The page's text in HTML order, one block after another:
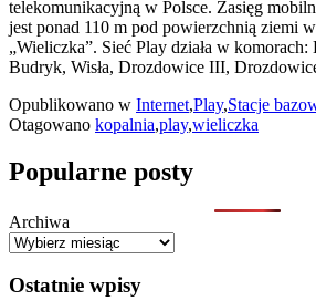
telekomunikacyjną w Polsce. Zasięg
jest ponad 110 m pod powierzchnią ziemi
„Wieliczka”. Sieć Play działa w komorach:
Budryk, Wisła, Drozdowice III,
Opublikowano w Internet,Play,Stacje
Otagowano kopalnia,play,wieliczka
Primary
Widget
Area
Popularne posty
Archiwa
Ostatnie wpisy